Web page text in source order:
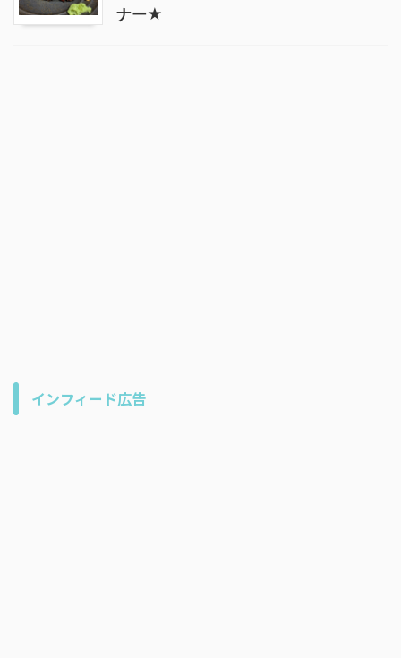
ナー★
インフィード広告